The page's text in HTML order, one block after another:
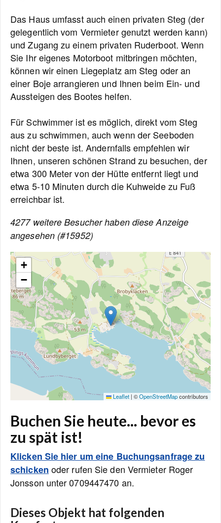
Das Haus umfasst auch einen privaten Steg (der
gelegentlich vom Vermieter genutzt werden kann)
und Zugang zu einem privaten Ruderboot. Wenn
Sie Ihr eigenes Motorboot mitbringen möchten,
können wir einen Liegeplatz am Steg oder an
einer Boje arrangieren und Ihnen beim Ein- und
Aussteigen des Bootes helfen.
Für Schwimmer ist es möglich, direkt vom Steg
aus zu schwimmen, auch wenn der Seeboden
nicht der beste ist. Andernfalls empfehlen wir
Ihnen, unseren schönen Strand zu besuchen, der
etwa 300 Meter von der Hütte entfernt liegt und
etwa 5-10 Minuten durch die Kuhweide zu Fuß
erreichbar ist.
4277 weitere Besucher haben diese Anzeige
angesehen (#15952)
+
−
Leaflet | ©OpenStreetMapcontributors
Buchen Sie heute... bevor es
zu spät ist!
Klicken Sie hier um eine Buchungsanfrage zu
schicken oder rufen Sie den Vermieter Roger
Jonsson unter 0709447470 an.
Dieses Objekt hat folgenden